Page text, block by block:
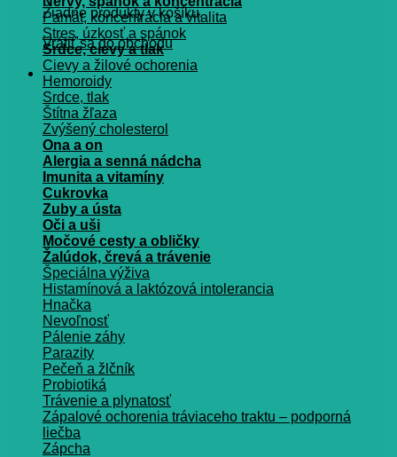
Žiadne produkty v košíku.
Vrátiť sa do obchodu
Pamät, koncentrácia a vitalita
Stres, úzkosť a spánok
Srdce, cievy a tlak
Cievy a žilové ochorenia
Hemoroidy
Srdce, tlak
Štítna žľaza
Zvýšený cholesterol
Ona a on
Alergia a senná nádcha
Imunita a vitamíny
Cukrovka
Zuby a ústa
Oči a uši
Močové cesty a obličky
Žalúdok, črevá a trávenie
Špeciálna výživa
Histamínová a laktózová intolerancia
Hnačka
Nevoľnosť
Pálenie záhy
Parazity
Pečeň a žlčník
Probiotiká
Trávenie a plynatosť
Zápalové ochorenia tráviaceho traktu – podporná
liečba
Zápcha